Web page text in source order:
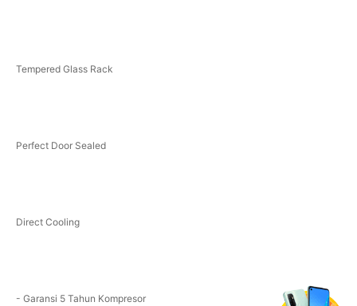
Tempered Glass Rack
Perfect Door Sealed
Direct Cooling
- Garansi 5 Tahun Kompresor